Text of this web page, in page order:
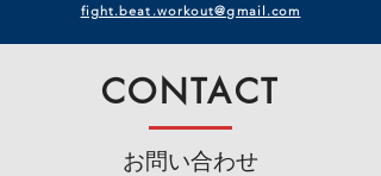
fight.beat.workout@gmail.com
CONTACT
お問い合わせ